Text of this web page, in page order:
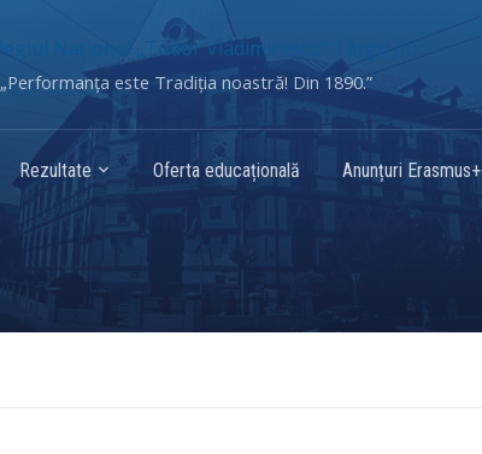
„Performanța este Tradiția noastră! Din 1890.”
Rezultate Oferta educațională Anunțuri Erasmus+